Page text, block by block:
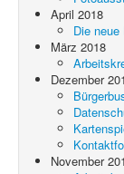
April 2018
Die neue
März 2018
Dezember
November